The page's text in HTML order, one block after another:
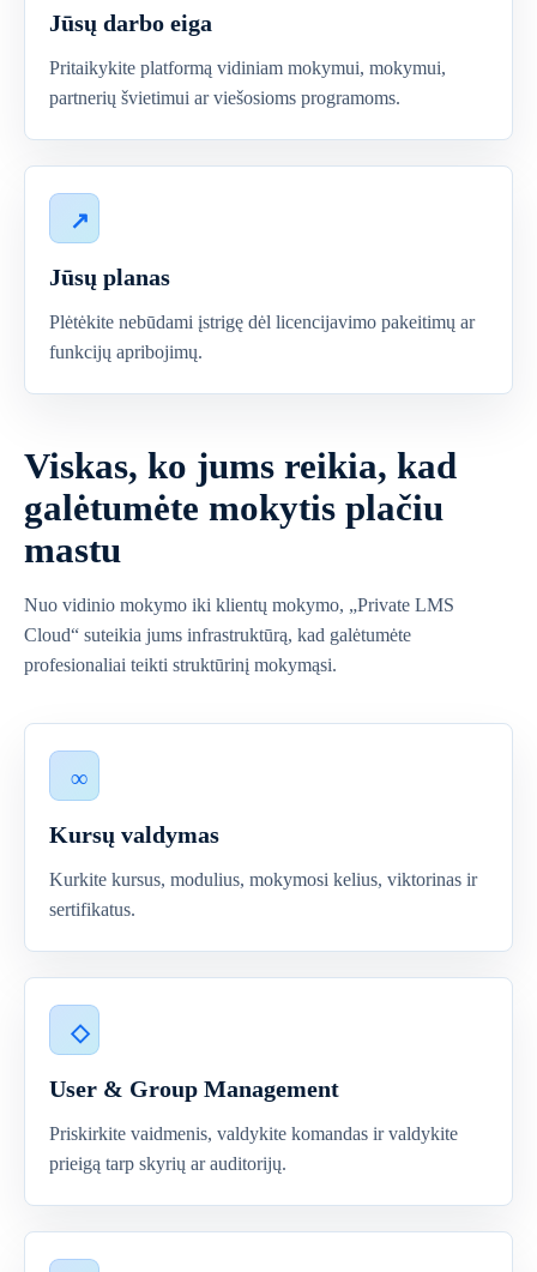
Jūsų darbo eiga
Pritaikykite platformą vidiniam mokymui, mokymui,
partnerių švietimui ar viešosioms programoms.
Jūsų planas
Plėtėkite nebūdami įstrigę dėl licencijavimo pakeitimų ar
funkcijų apribojimų.
Viskas, ko jums reikia, kad
galėtumėte mokytis plačiu
mastu
Nuo vidinio mokymo iki klientų mokymo, „Private LMS
Cloud“ suteikia jums infrastruktūrą, kad galėtumėte
profesionaliai teikti struktūrinį mokymąsi.
Kursų valdymas
Kurkite kursus, modulius, mokymosi kelius, viktorinas ir
sertifikatus.
User & Group Management
Priskirkite vaidmenis, valdykite komandas ir valdykite
prieigą tarp skyrių ar auditorijų.